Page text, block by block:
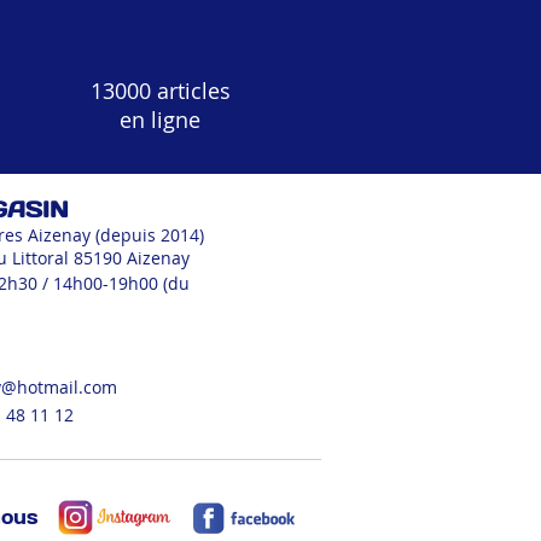
13000 articles
en ligne
Aizenay (depuis 2014)
Littoral 85190 Aizenay
/ 14h00-19h00 (du
48 11 12